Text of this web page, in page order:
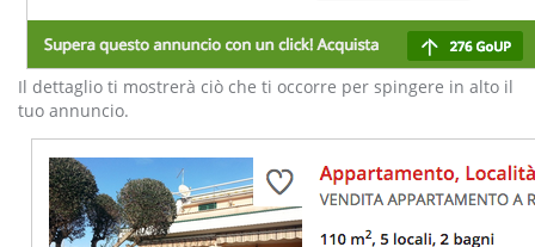
Il dettaglio ti mostrerà ciò che ti occorre per spingere in alto il
tuo annuncio.